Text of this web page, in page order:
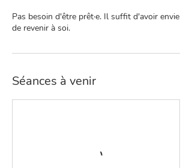
Pas besoin d'être prêt·e. Il suffit d'avoir envie
de revenir à soi.
Séances à venir